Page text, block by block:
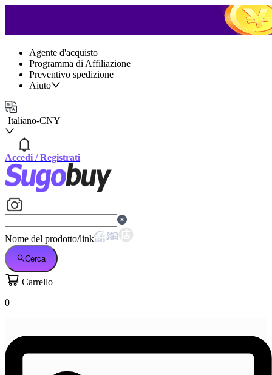
Agente d'acquisto
Programma di Affiliazione
Preventivo spedizione
Aiuto
Italiano-CNY
Accedi /Registrati
Nome del prodotto/link
Cerca
Carrello
0